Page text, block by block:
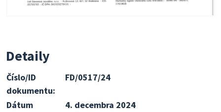
Detaily
Číslo/ID
dokumentu:
FD/0517/24
Dátum
4. decembra 2024